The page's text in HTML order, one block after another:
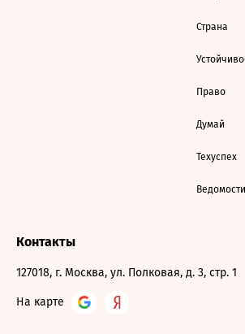
Страна
Право
Думай
Техуспех
Контакты
127018, г. Москва, ул. Полковая, д. 3, стр. 1
На карте